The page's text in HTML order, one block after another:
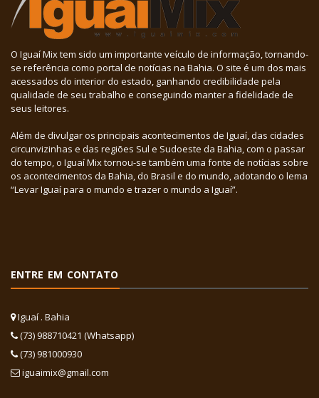
O Iguaí Mix tem sido um importante veículo de informação, tornando-
se referência como portal de notícias na Bahia. O site é um dos mais
acessados do interior do estado, ganhando credibilidade pela
qualidade de seu trabalho e conseguindo manter a fidelidade de
seus leitores.
Além de divulgar os principais acontecimentos de Iguaí, das cidades
circunvizinhas e das regiões Sul e Sudoeste da Bahia, com o passar
do tempo, o Iguaí Mix tornou-se também uma fonte de notícias sobre
os acontecimentos da Bahia, do Brasil e do mundo, adotando o lema
“Levar Iguaí para o mundo e trazer o mundo a Iguaí”.
ENTRE EM CONTATO
Iguaí . Bahia
(73) 988710421 (Whatsapp)
(73) 981000930
iguaimix@gmail.com